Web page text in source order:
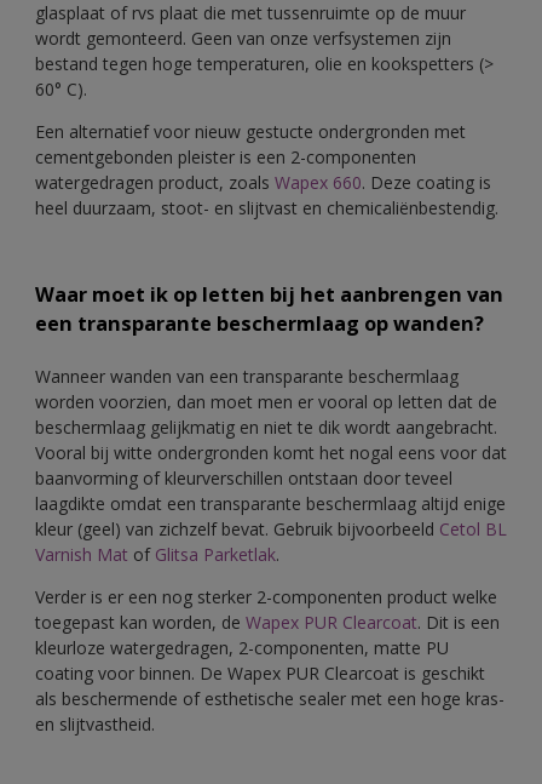
glasplaat of rvs plaat die met tussenruimte op de muur
wordt gemonteerd. Geen van onze verfsystemen zijn
bestand tegen hoge temperaturen, olie en kookspetters (>
60° C).
Een alternatief voor nieuw gestucte ondergronden met
cementgebonden pleister is een 2-componenten
watergedragen product, zoals Wapex 660. Deze coating is
heel duurzaam, stoot- en slijtvast en chemicaliënbestendig.
Waar moet ik op letten bij het aanbrengen van
een transparante beschermlaag op wanden?
Wanneer wanden van een transparante beschermlaag
worden voorzien, dan moet men er vooral op letten dat de
beschermlaag gelijkmatig en niet te dik wordt aangebracht.
Vooral bij witte ondergronden komt het nogal eens voor dat
baanvorming of kleurverschillen ontstaan door teveel
laagdikte omdat een transparante beschermlaag altijd enige
kleur (geel) van zichzelf bevat. Gebruik bijvoorbeeld Cetol BL
Varnish Mat of Glitsa Parketlak.
Verder is er een nog sterker 2-componenten product welke
toegepast kan worden, de Wapex PUR Clearcoat. Dit is een
kleurloze watergedragen, 2-componenten, matte PU
coating voor binnen. De Wapex PUR Clearcoat is geschikt
als beschermende of esthetische sealer met een hoge kras-
en slijtvastheid.